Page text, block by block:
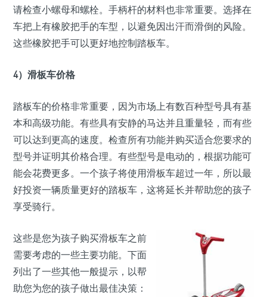
请检查小螺母和螺栓。手柄杆的材料也非常重要。选择在
车把上有橡胶把手的车型，以避免因出汗而滑倒的风险。
这些橡胶把手可以更好地控制踏板车。
4） 滑板车价格
踏板车的价格非常重要，因为市场上有数百种型号具有基
本和高级功能。有些具有安静的马达并且重量轻，而有些
可以达到更高的速度。检查所有功能并购买适合您要求的
型号并证明其价格合理。有些型号是电动的，根据功能可
能会花费更多。一个孩子将使用滑板车超过一年，所以最
好投资一辆质量更好的踏板车，这将延长并帮助您的孩子
享受骑行。
这些是您为孩子购买滑板车之前
需要考虑的一些主要功能。下面
列出了一些其他一般提示，以帮
助您为您的孩子做出最佳决策：